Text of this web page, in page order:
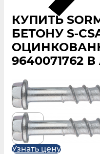
КУПИТЬ
БЕТОНУ
9640071762 В
Узнать цену